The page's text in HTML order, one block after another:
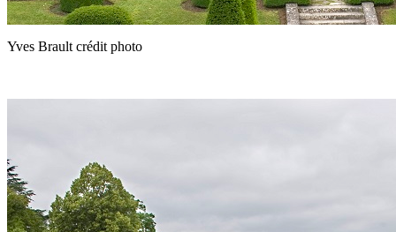
Yves Brault crédit photo